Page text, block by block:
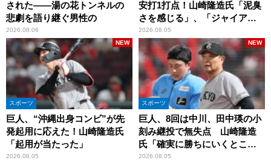
された――湯の花トンネルの
悲劇を語り継ぐ男性の
2026.08.06
安打1打点！山崎隆造氏「泥臭
さを感じる」、「ジャイアン
ツには少ないタイプ」
2026.08.05
スポーツ
巨人、“沖縄出身コンビ”が先
発起用に応えた！山崎隆造氏
「起用が当たった」
2026.08.05
NEW
スポーツ
巨人、8回は中川、田中瑛の小
刻み継投で無失点 山崎隆造
氏「確実に勝ちにいくとこ
ろ」
2026.08.05
NEW